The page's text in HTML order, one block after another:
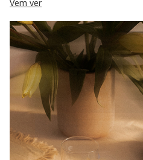
Vem ver